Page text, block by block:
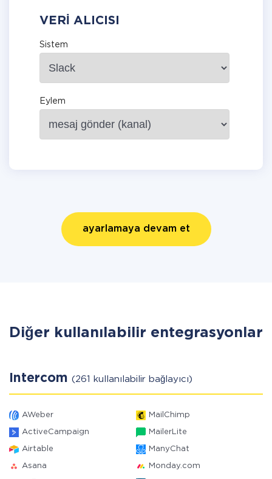
VERI ALICISI
Sistem
Eylem
ayarlamaya devam et
Diğer kullanılabilir entegrasyonlar
Intercom (261 kullanılabilir bağlayıcı)
AWeber MailChimp
ActiveCampaign MailerLite
Airtable ManyChat
Asana Monday.com